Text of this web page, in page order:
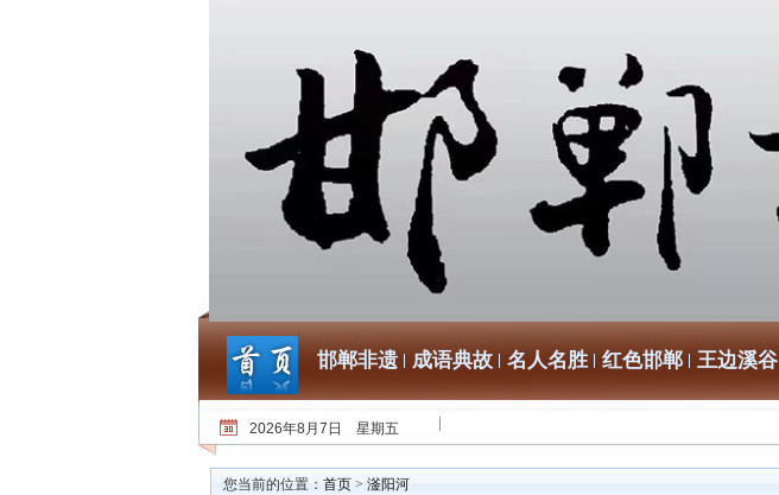
邯郸非遗 成语典故 名人名胜 红色邯郸 王边溪谷
2026年8月7日 星期五
您当前的位置： 首页 > 滏阳河